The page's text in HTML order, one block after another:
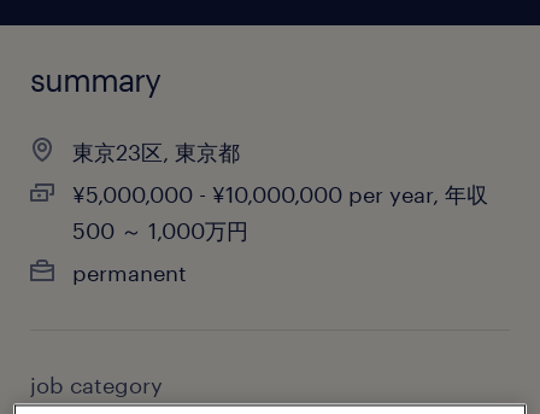
summary
東京23区, 東京都
¥5,000,000 - ¥10,000,000 per year, 年収
500 ～ 1,000万円
permanent
job category